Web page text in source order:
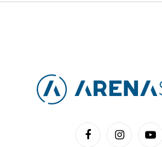
FacebookInstagram